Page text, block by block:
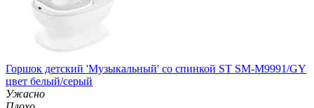
Горшок детский 'Музыкальный' со спинкой ST SM-M9991/GY
цвет белый/серый
Ужасно